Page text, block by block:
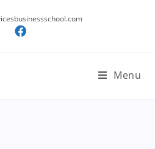
Menu